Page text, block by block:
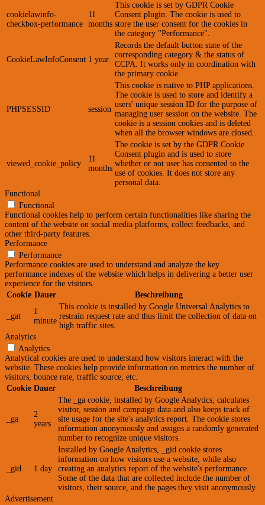
cookielawinfo-
checkbox-performance
11
months
This cookie is set by GDPR Cookie
Consent plugin. The cookie is used to
store the user consent for the cookies in
the category "Performance".
CookieLawInfoConsent 1 year
Records the default button state of the
corresponding category & the status of
CCPA. It works only in coordination with
the primary cookie.
PHPSESSID session
This cookie is native to PHP applications.
The cookie is used to store and identify a
users' unique session ID for the purpose of
managing user session on the website. The
cookie is a session cookies and is deleted
when all the browser windows are closed.
viewed_cookie_policy
11
months
The cookie is set by the GDPR Cookie
Consent plugin and is used to store
whether or not user has consented to the
use of cookies. It does not store any
personal data.
Functional
Functional
Functional cookies help to perform certain functionalities like sharing the
content of the website on social media platforms, collect feedbacks, and
other third-party features.
Performance
Performance
Performance cookies are used to understand and analyze the key
performance indexes of the website which helps in delivering a better user
experience for the visitors.
Cookie Dauer Beschreibung
_gat
1
minute
This cookie is installed by Google Universal Analytics to
restrain request rate and thus limit the collection of data on
high traffic sites.
Analytics
Analytics
Analytical cookies are used to understand how visitors interact with the
website. These cookies help provide information on metrics the number of
visitors, bounce rate, traffic source, etc.
Cookie Dauer Beschreibung
_ga
2
years
The _ga cookie, installed by Google Analytics, calculates
visitor, session and campaign data and also keeps track of
site usage for the site's analytics report. The cookie stores
information anonymously and assigns a randomly generated
number to recognize unique visitors.
_gid 1 day
Installed by Google Analytics, _gid cookie stores
information on how visitors use a website, while also
creating an analytics report of the website's performance.
Some of the data that are collected include the number of
visitors, their source, and the pages they visit anonymously.
Advertisement